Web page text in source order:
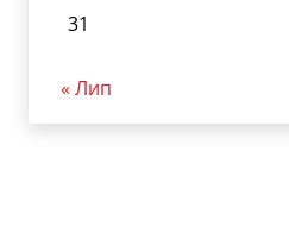
31
« Лип